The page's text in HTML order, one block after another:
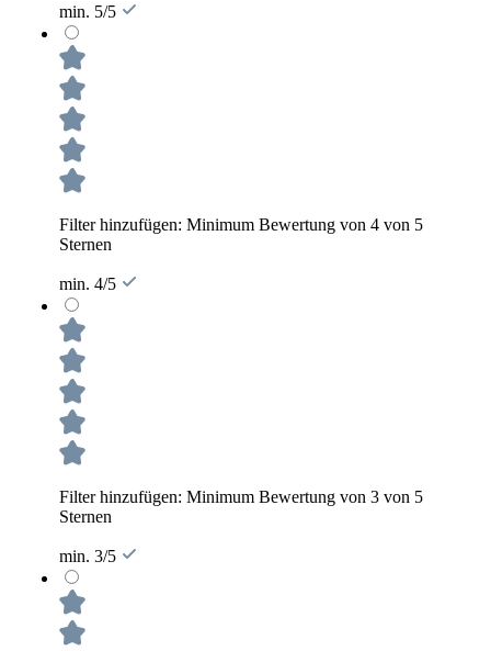
min. 5/5
Filter hinzufügen: Minimum Bewertung von 4 von 5
Sternen
min. 4/5
Filter hinzufügen: Minimum Bewertung von 3 von 5
Sternen
min. 3/5